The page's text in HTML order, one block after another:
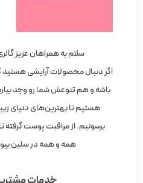
سلام به همراهان عزیز
اگر دنبال محصولات آرایشی
باشه و هم تنوعش شما رو وجد
هستیم تا بهترین‌های دنیای
برسونیم. از مراقبت پوست گرفته
همه و همه در سلین